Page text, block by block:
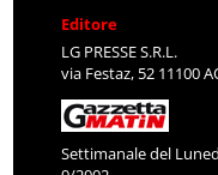
Editore
LG PRESSE S.R.L.
via Festaz, 52 11100
Settimanale del